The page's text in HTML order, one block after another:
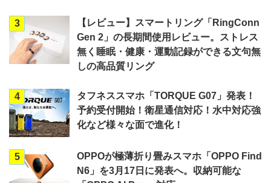
3
【レビュー】スマートリング「RingConn
Gen 2」の長期間使用レビュー。ストレス
無く睡眠・健康・運動記録ができる文句無
しの高品質リング
4
タフネススマホ「TORQUE G07」発表！
予約受付開始！衛星通信対応！水中対応強
化など様々な面で進化！
5
OPPOが極薄折り畳みスマホ「OPPO Find
N6」を3月17日に発表へ。収納可能な